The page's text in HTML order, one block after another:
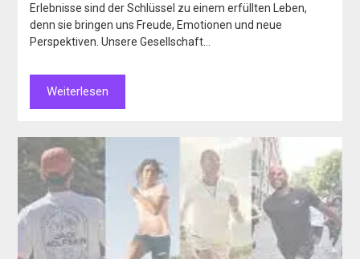
Erlebnisse sind der Schlüssel zu einem erfüllten Leben,
denn sie bringen uns Freude, Emotionen und neue
Perspektiven. Unsere Gesellschaft…
Weiterlesen